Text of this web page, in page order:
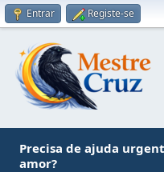
Entrar Registe-se
Precisa de ajuda
amor?